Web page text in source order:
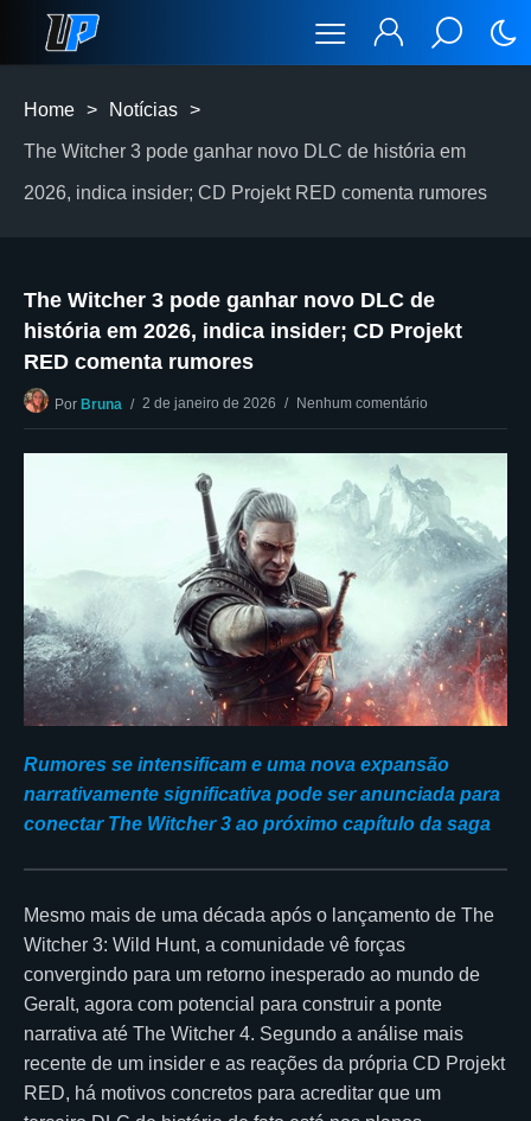
Home > Notícias >
The Witcher 3 pode ganhar novo DLC de história em
2026, indica insider; CD Projekt RED comenta rumores
The Witcher 3 pode ganhar novo DLC de
história em 2026, indica insider; CD Projekt
RED comenta rumores
Por Bruna 2 de janeiro de 2026 Nenhum comentário
Rumores se intensificam e uma nova expansão
narrativamente significativa pode ser anunciada para
conectar The Witcher 3 ao próximo capítulo da saga
Mesmo mais de uma década após o lançamento de The
Witcher 3: Wild Hunt, a comunidade vê forças
convergindo para um retorno inesperado ao mundo de
Geralt, agora com potencial para construir a ponte
narrativa até The Witcher 4. Segundo a análise mais
recente de um insider e as reações da própria CD Projekt
RED, há motivos concretos para acreditar que um